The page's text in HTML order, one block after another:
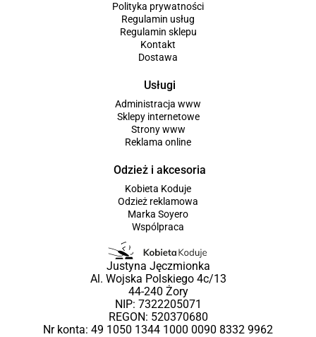
Polityka prywatności
Regulamin usług
Regulamin sklepu
Kontakt
Dostawa
Usługi
Administracja www
Sklepy internetowe
Strony www
Reklama online
Odzież i akcesoria
Kobieta Koduje
Odzież reklamowa
Marka Soyero
Wspólpraca
Justyna Jęczmionka
Al. Wojska Polskiego 4c/13
44-240 Żory
NIP: 7322205071
REGON: 520370680
Nr konta: 49 1050 1344 1000 0090 8332 9962